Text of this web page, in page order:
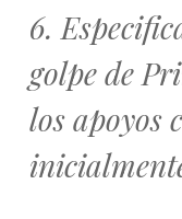
6.
golpe de
los apoyos